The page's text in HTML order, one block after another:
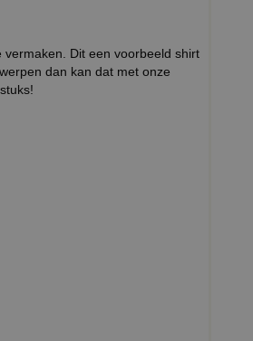
Dit een voorbeeld shirt
dan kan dat met onze